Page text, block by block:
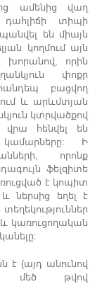
ամենից վաղ
տիպի
են միայն
կողմում այն
խորանով, որին
փոքր
բացվող
և արևմտյան
կտրվածքով
վրա հենվել են
Ի
որոնք
ֆելզիտե
է կոպիտ
ներսից եղել է
և կառուցողական
է (այդ անունով
մեծ թվով